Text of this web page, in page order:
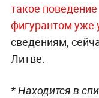
такое
фигурантом уже
сведениям,
Литве.
* Находится в